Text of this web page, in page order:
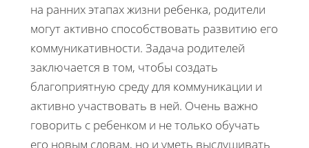
на ранних этапах жизни ребенка, родители
могут активно способствовать развитию его
коммуникативности. Задача родителей
заключается в том, чтобы создать
благоприятную среду для коммуникации и
активно участвовать в ней. Очень важно
говорить с ребенком и не только обучать
его новым словам, но и уметь выслушивать